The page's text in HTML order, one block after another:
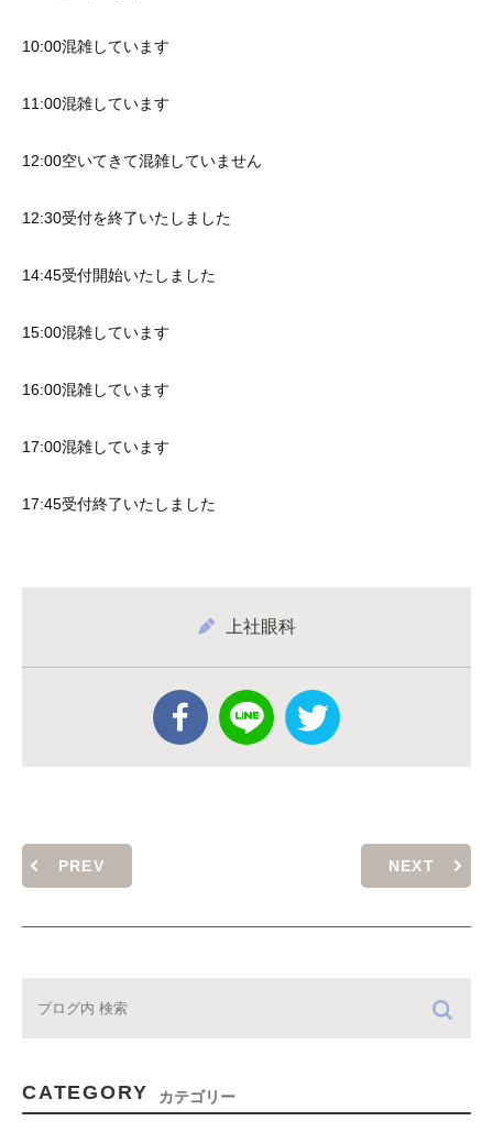
10:00混雑しています
11:00混雑しています
12:00空いてきて混雑していません
12:30受付を終了いたしました
14:45受付開始いたしました
15:00混雑しています
16:00混雑しています
17:00混雑しています
17:45受付終了いたしました
上社眼科
PREV NEXT
CATEGORY カテゴリー